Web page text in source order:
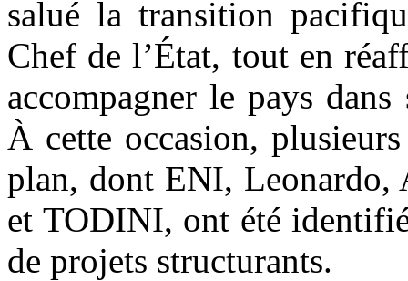
salué la transition
Chef de l’État, tout en
accompagner le pays
À cette occasion,
plan, dont ENI, Leonardo,
et TODINI, ont été
de projets structurants.